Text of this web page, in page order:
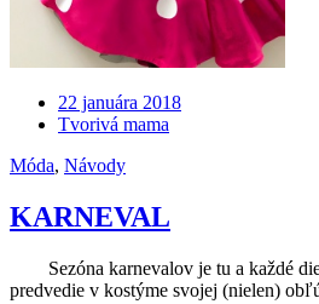
22 januára 2018
Tvorivá mama
Móda, Návody
KARNEVAL
Sezóna karnevalov je tu a každé
predvedie v kostýme svojej (nielen)